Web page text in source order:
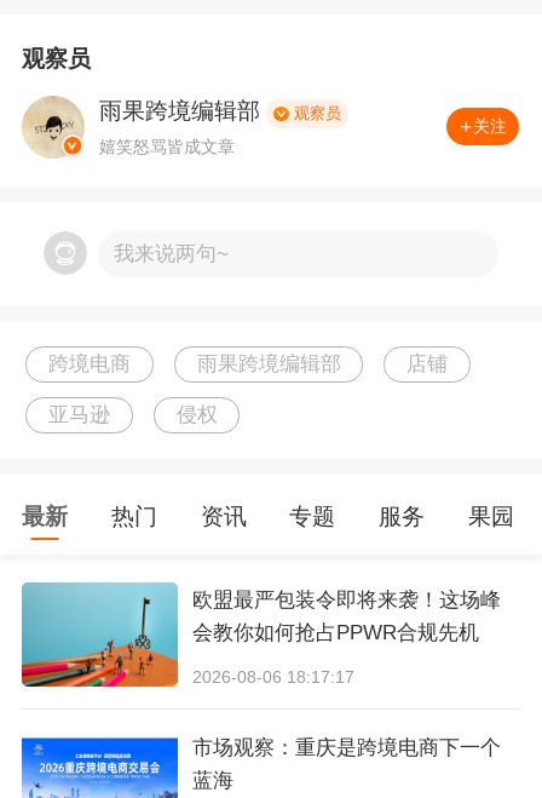
据了解，MELLO RETAIL INC成立于2024年，专
注创新型发饰研发、产销一体化的北美新锐品
牌，深耕女性日常美发定型赛道，其主打产品是
上DTC模式辐射北美、全球多国消费市场。
平台，跨境卖家需紧急排查是否有使用相似的商
标、版权以及专利，如有侵权，要尽快下架处
理！
02、 Tuxedo Cat燕尾服猫
6月11日，德国摄影师Andreas Levers委托keith
& Ference律所在美国宾夕法尼亚州发起了版权
维权，此次维权的是该摄影师的一幅Tuxedo Cat
权的案件号为2026-cv-01278。
观察员
雨果跨境编辑部 观察员
嬉笑怒骂皆成文章
关注
我来说两句~
跨境电商 雨果跨境编辑部 店铺
亚马逊 侵权
最新 热门 资讯 专题 服务 果园
欧盟最严包装令即将来袭！这场峰
会教你如何抢占PPWR合规先机
2026-08-06 18:17:17
市场观察：重庆是跨境电商下一个
蓝海